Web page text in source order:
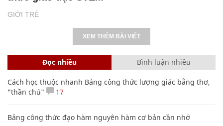
GIỚI TRẺ
XEM THÊM BÀI VIẾT
Đọc nhiều Bình luận nhiều
Cách học thuộc nhanh Bảng công thức lượng giác bằng thơ,
"thần chú"
17
Bảng công thức đạo hàm nguyên hàm cơ bản cần nhớ